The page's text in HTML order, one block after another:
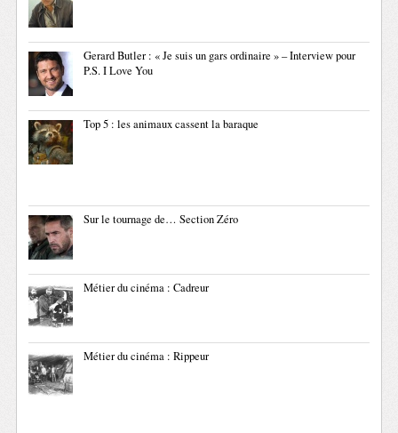
Gerard Butler : « Je suis un gars ordinaire » – Interview pour
P.S. I Love You
Top 5 : les animaux cassent la baraque
Sur le tournage de… Section Zéro
Métier du cinéma : Cadreur
Métier du cinéma : Rippeur